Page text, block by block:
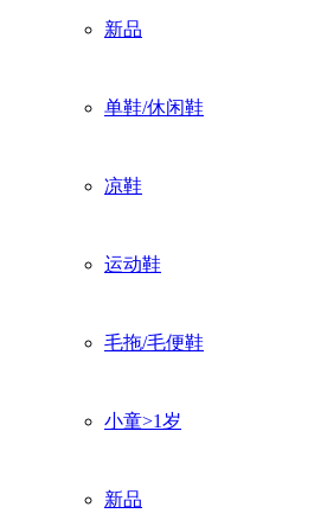
新品
单鞋/休闲鞋
凉鞋
运动鞋
毛拖/毛便鞋
小童>1岁
新品